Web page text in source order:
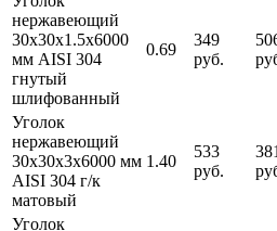
нержавеющий
30х30х1.5х6000
мм AISI 304
гнутый
шлифованный
0.69
349
руб.
Уголок
нержавеющий
30х30х3х6000 мм
AISI 304 г/к
матовый
1.40
533
руб.
381
Уголок